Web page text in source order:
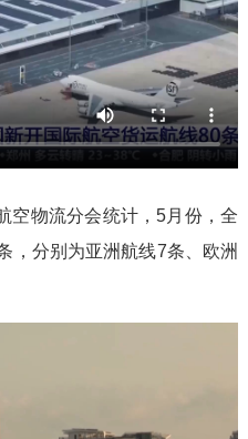
空物流分会统计，5月份，全
，分别为亚洲航线7条、欧洲